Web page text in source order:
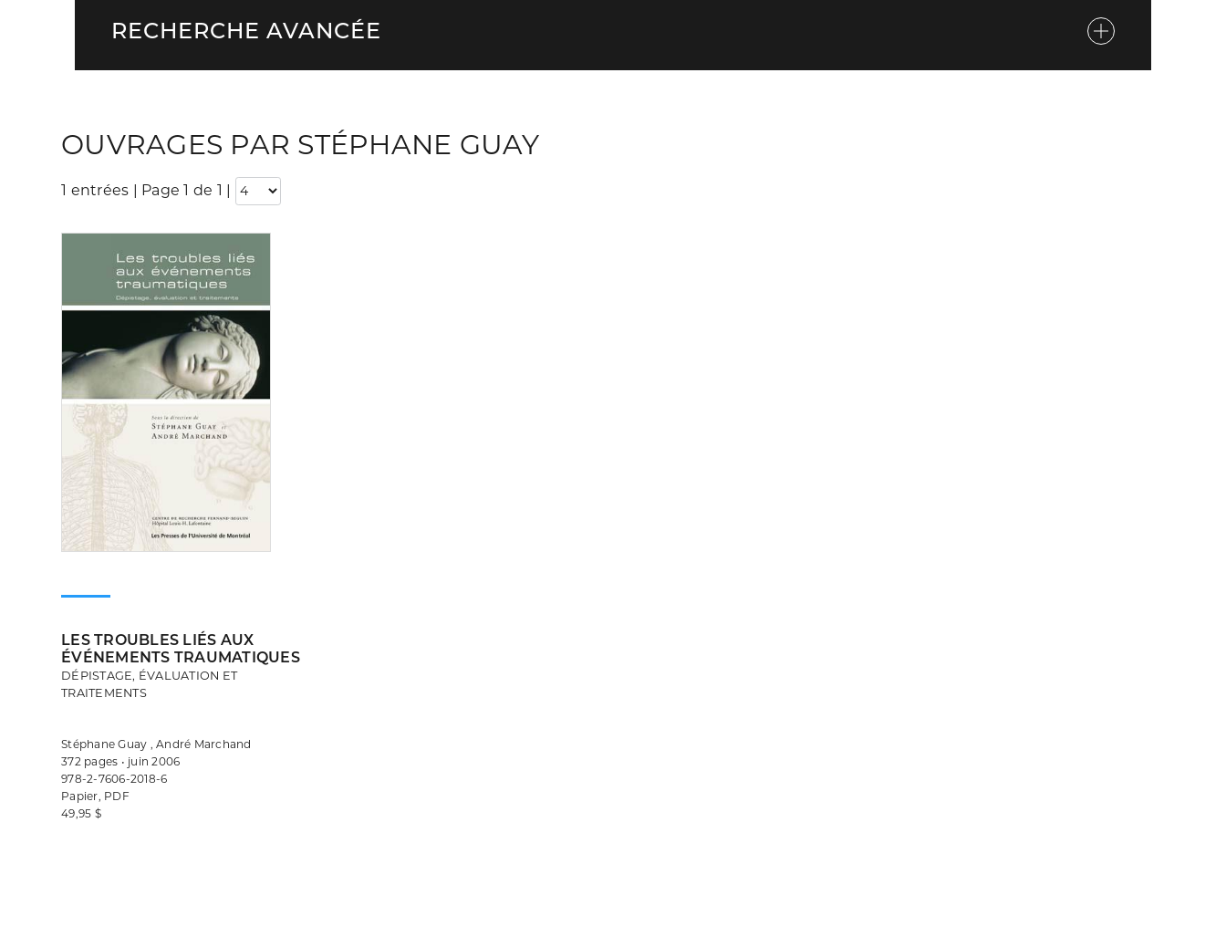
RECHERCHE AVANCÉE
OUVRAGES PAR STÉPHANE GUAY
1 entrées | Page 1 de 1 |
LES TROUBLES LIÉS AUX
ÉVÉNEMENTS TRAUMATIQUES
DÉPISTAGE, ÉVALUATION ET
TRAITEMENTS
Stéphane Guay , André Marchand
372 pages • juin 2006
978-2-7606-2018-6
Papier, PDF
49,95 $